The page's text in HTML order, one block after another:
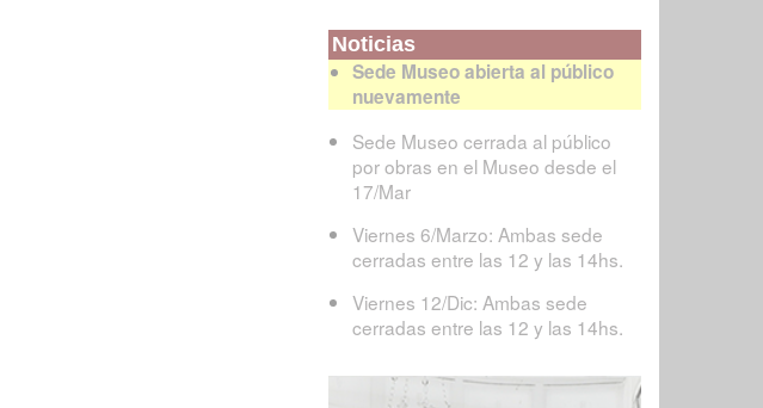
Noticias
Sede Museo abierta al público
nuevamente
Sede Museo cerrada al público
por obras en el Museo desde el
17/Mar
Viernes 6/Marzo: Ambas sede
cerradas entre las 12 y las 14hs.
Viernes 12/Dic: Ambas sede
cerradas entre las 12 y las 14hs.